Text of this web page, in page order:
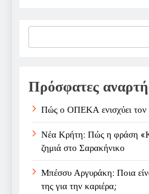
Πρόσφατες
Πώς ο ΟΠΕΚΑ ενισχύει τον
Νέα Κρήτη: Πώς η φράση
ζημιά στο Σαρακήνικο
Μπέσσυ Αργυράκη: Ποια
της για την καριέρα;